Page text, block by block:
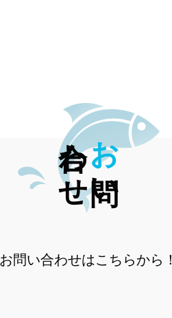
お
問い
合わせ
お問い合わせはこちらから！